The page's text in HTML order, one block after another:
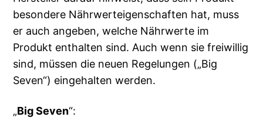
besondere Nährwerteigenschaften hat, muss
er auch angeben, welche Nährwerte im
Produkt enthalten sind. Auch wenn sie freiwillig
sind, müssen die neuen Regelungen („Big
Seven“) eingehalten werden.
„Big Seven“: